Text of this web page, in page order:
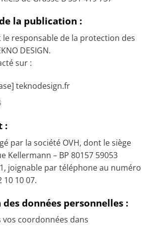
la publication :
le responsable de la protection des
DESIGN.
sur :
teknodesign.fr
:
par la société OVH, dont le siège
Kellermann – BP 80157 59053
1, joignable par téléphone au numéro
10 10 07.
données personnelles :
coordonnées dans